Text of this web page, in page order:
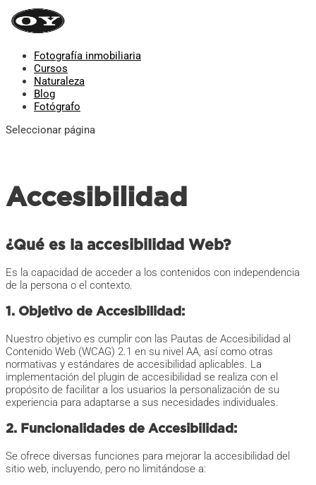
Fotografía inmobiliaria
Cursos
Naturaleza
Blog
Fotógrafo
Seleccionar página
Accesibilidad
¿Qué es la accesibilidad Web?
Es la capacidad de acceder a los contenidos con independencia
de la persona o el contexto.
1. Objetivo de Accesibilidad:
Nuestro objetivo es cumplir con las Pautas de Accesibilidad al
Contenido Web (WCAG) 2.1 en su nivel AA, así como otras
normativas y estándares de accesibilidad aplicables. La
implementación del plugin de accesibilidad se realiza con el
propósito de facilitar a los usuarios la personalización de su
experiencia para adaptarse a sus necesidades individuales.
2. Funcionalidades de Accesibilidad:
Se ofrece diversas funciones para mejorar la accesibilidad del
sitio web, incluyendo, pero no limitándose a: